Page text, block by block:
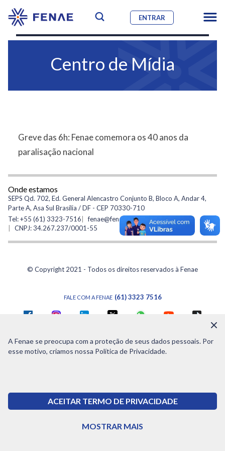
ENTRAR
Centro de Mídia
Greve das 6h: Fenae comemora os 40 anos da
paralisação nacional
Onde estamos
SEPS Qd. 702, Ed. General Alencastro Conjunto B, Bloco A, Andar 4,
Parte A, Asa Sul Brasília / DF - CEP 70330-710
Tel: +55 (61) 3323-7516
fenae@fenae.org.br
CNPJ: 34.267.237/0001-55
© Copyright 2021 - Todos os direitos reservados à Fenae
FALE COM A FENAE (61) 3323 7516
A Fenae se preocupa com a proteção de seus dados pessoais. Por
esse motivo, criamos nossa Política de Privacidade.
ACEITAR TERMO DE PRIVACIDADE
MOSTRAR MAIS